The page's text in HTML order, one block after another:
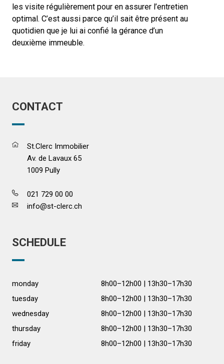
les visite régulièrement pour en assurer l’entretien
optimal. C’est aussi parce qu’il sait être présent au
quotidien que je lui ai confié la gérance d’un
deuxième immeuble.
CONTACT
St.Clerc Immobilier
Av. de Lavaux 65
1009 Pully
021 729 00 00
info@st-clerc.ch
SCHEDULE
monday
8h00–12h00 | 13h30–17h30
tuesday
8h00–12h00 | 13h30–17h30
wednesday
8h00–12h00 | 13h30–17h30
thursday
8h00–12h00 | 13h30–17h30
friday
8h00–12h00 | 13h30–17h30